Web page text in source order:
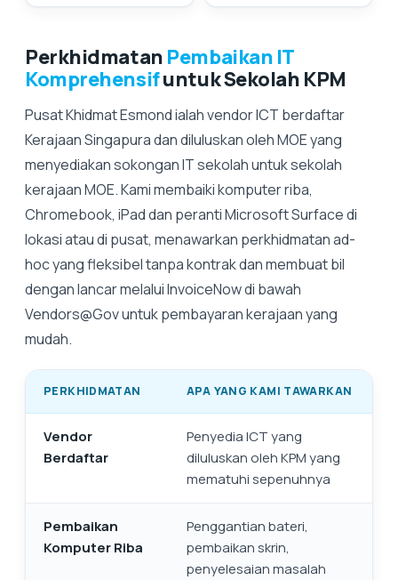
Perkhidmatan Pembaikan IT
Komprehensifuntuk Sekolah KPM
Pusat Khidmat Esmond ialah vendor ICT berdaftar
Kerajaan Singapura dan diluluskan oleh MOE yang
menyediakan sokongan IT sekolah untuk sekolah
kerajaan MOE. Kami membaiki komputer riba,
Chromebook, iPad dan peranti Microsoft Surface di
lokasi atau di pusat, menawarkan perkhidmatan ad-
hoc yang fleksibel tanpa kontrak dan membuat bil
dengan lancar melalui InvoiceNow di bawah
Vendors@Gov untuk pembayaran kerajaan yang
mudah.
PERKHIDMATAN APA YANG KAMI TAWARKAN
Vendor
Berdaftar
Penyedia ICT yang
diluluskan oleh KPM yang
mematuhi sepenuhnya
Pembaikan
Komputer Riba
Penggantian bateri,
pembaikan skrin,
penyelesaian masalah